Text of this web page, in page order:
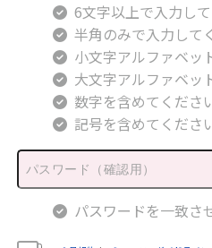
6文字以上で入力し
半角のみで入力して
小文字アルファベッ
大文字アルファベッ
数字を含めてくださ
記号を含めてくださ
パスワードを一致さ